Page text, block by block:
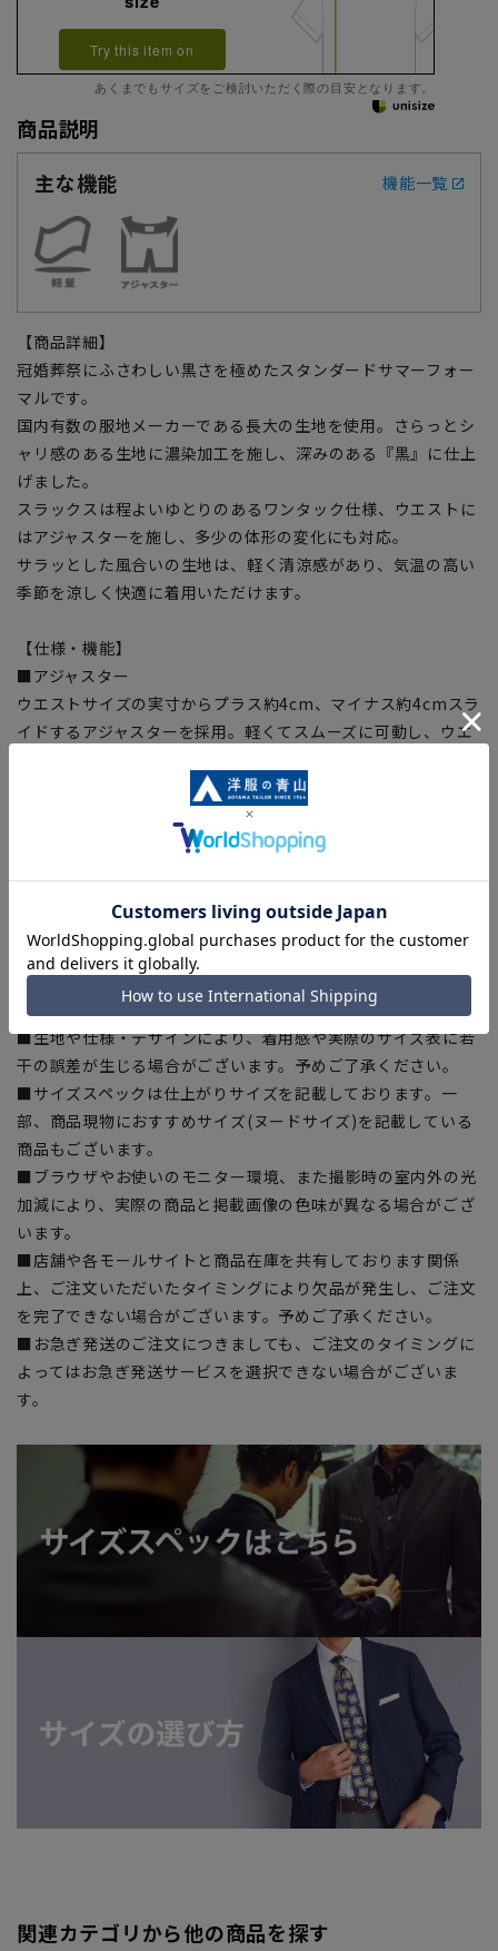
Try this item on
あくまでもサイズをご検討いただく際の目安となります。
商品説明
主な機能
機能一覧
【商品詳細】
冠婚葬祭にふさわしい黒さを極めたスタンダードサマーフォー
マルです。
国内有数の服地メーカーである長大の生地を使用。さらっとシ
ャリ感のある生地に濃染加工を施し、深みのある『黒』に仕上
げました。
スラックスは程よいゆとりのあるワンタック仕様、ウエストに
はアジャスターを施し、多少の体形の変化にも対応。
サラッとした風合いの生地は、軽く清涼感があり、気温の高い
季節を涼しく快適に着用いただけます。
【仕様・機能】
■アジャスター
ウエストサイズの実寸からプラス約4cm、マイナス約4cmスラ
イドするアジャスターを採用。軽くてスムーズに可動し、ウエ
■喪服・礼服・夏喪服・夏礼服
【シルエット】《ややゆったり》(当社比)
■商品画像はサンプルのため、色味やサイズ等の仕様に変更が
ある場合がございますので、予めご了承ください。
■ゆとり感には個人差があります。サイズ表を確認の上、ご購
入の目安としてご利用ください。
■生地や仕様・デザインにより、着用感や実際のサイズ表に若
干の誤差が生じる場合がございます。予めご了承ください。
■サイズスペックは仕上がりサイズを記載しております。一
部、商品現物におすすめサイズ(ヌードサイズ)を記載している
商品もございます。
■ブラウザやお使いのモニター環境、また撮影時の室内外の光
加減により、実際の商品と掲載画像の色味が異なる場合がござ
います。
■店舗や各モールサイトと商品在庫を共有しております関係
上、ご注文いただいたタイミングにより欠品が発生し、ご注文
を完了できない場合がございます。予めご了承ください。
■お急ぎ発送のご注文につきましても、ご注文のタイミングに
よってはお急ぎ発送サービスを選択できない場合がございま
す。
関連カテゴリから他の商品を探す